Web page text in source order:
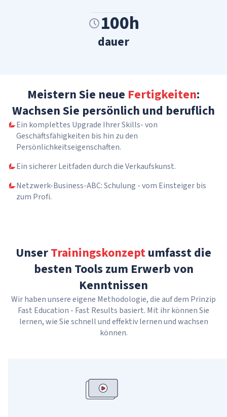
100h
dauer
Meistern Sie neue Fertigkeiten:
Wachsen Sie persönlich und beruflich
Ein komplettes Upgrade Ihrer Skills- von
Geschäftsfähigkeiten bis hin zu den
Persönlichkeitseigenschaften.
Ein sicherer Leitfaden durch die Verkaufskunst.
Netzwerk-Business-ABC: Schulung - vom Einsteiger bis
zum Profi.
UnserTrainingskonzeptumfasst die
besten Tools zum Erwerb von
Kenntnissen
Wir haben unsere eigene Methodologie, die auf dem Prinzip
Fast Education - Fast Results basiert. Mit ihr können Sie
lernen, wie Sie schnell und effektiv lernen und wachsen
können.